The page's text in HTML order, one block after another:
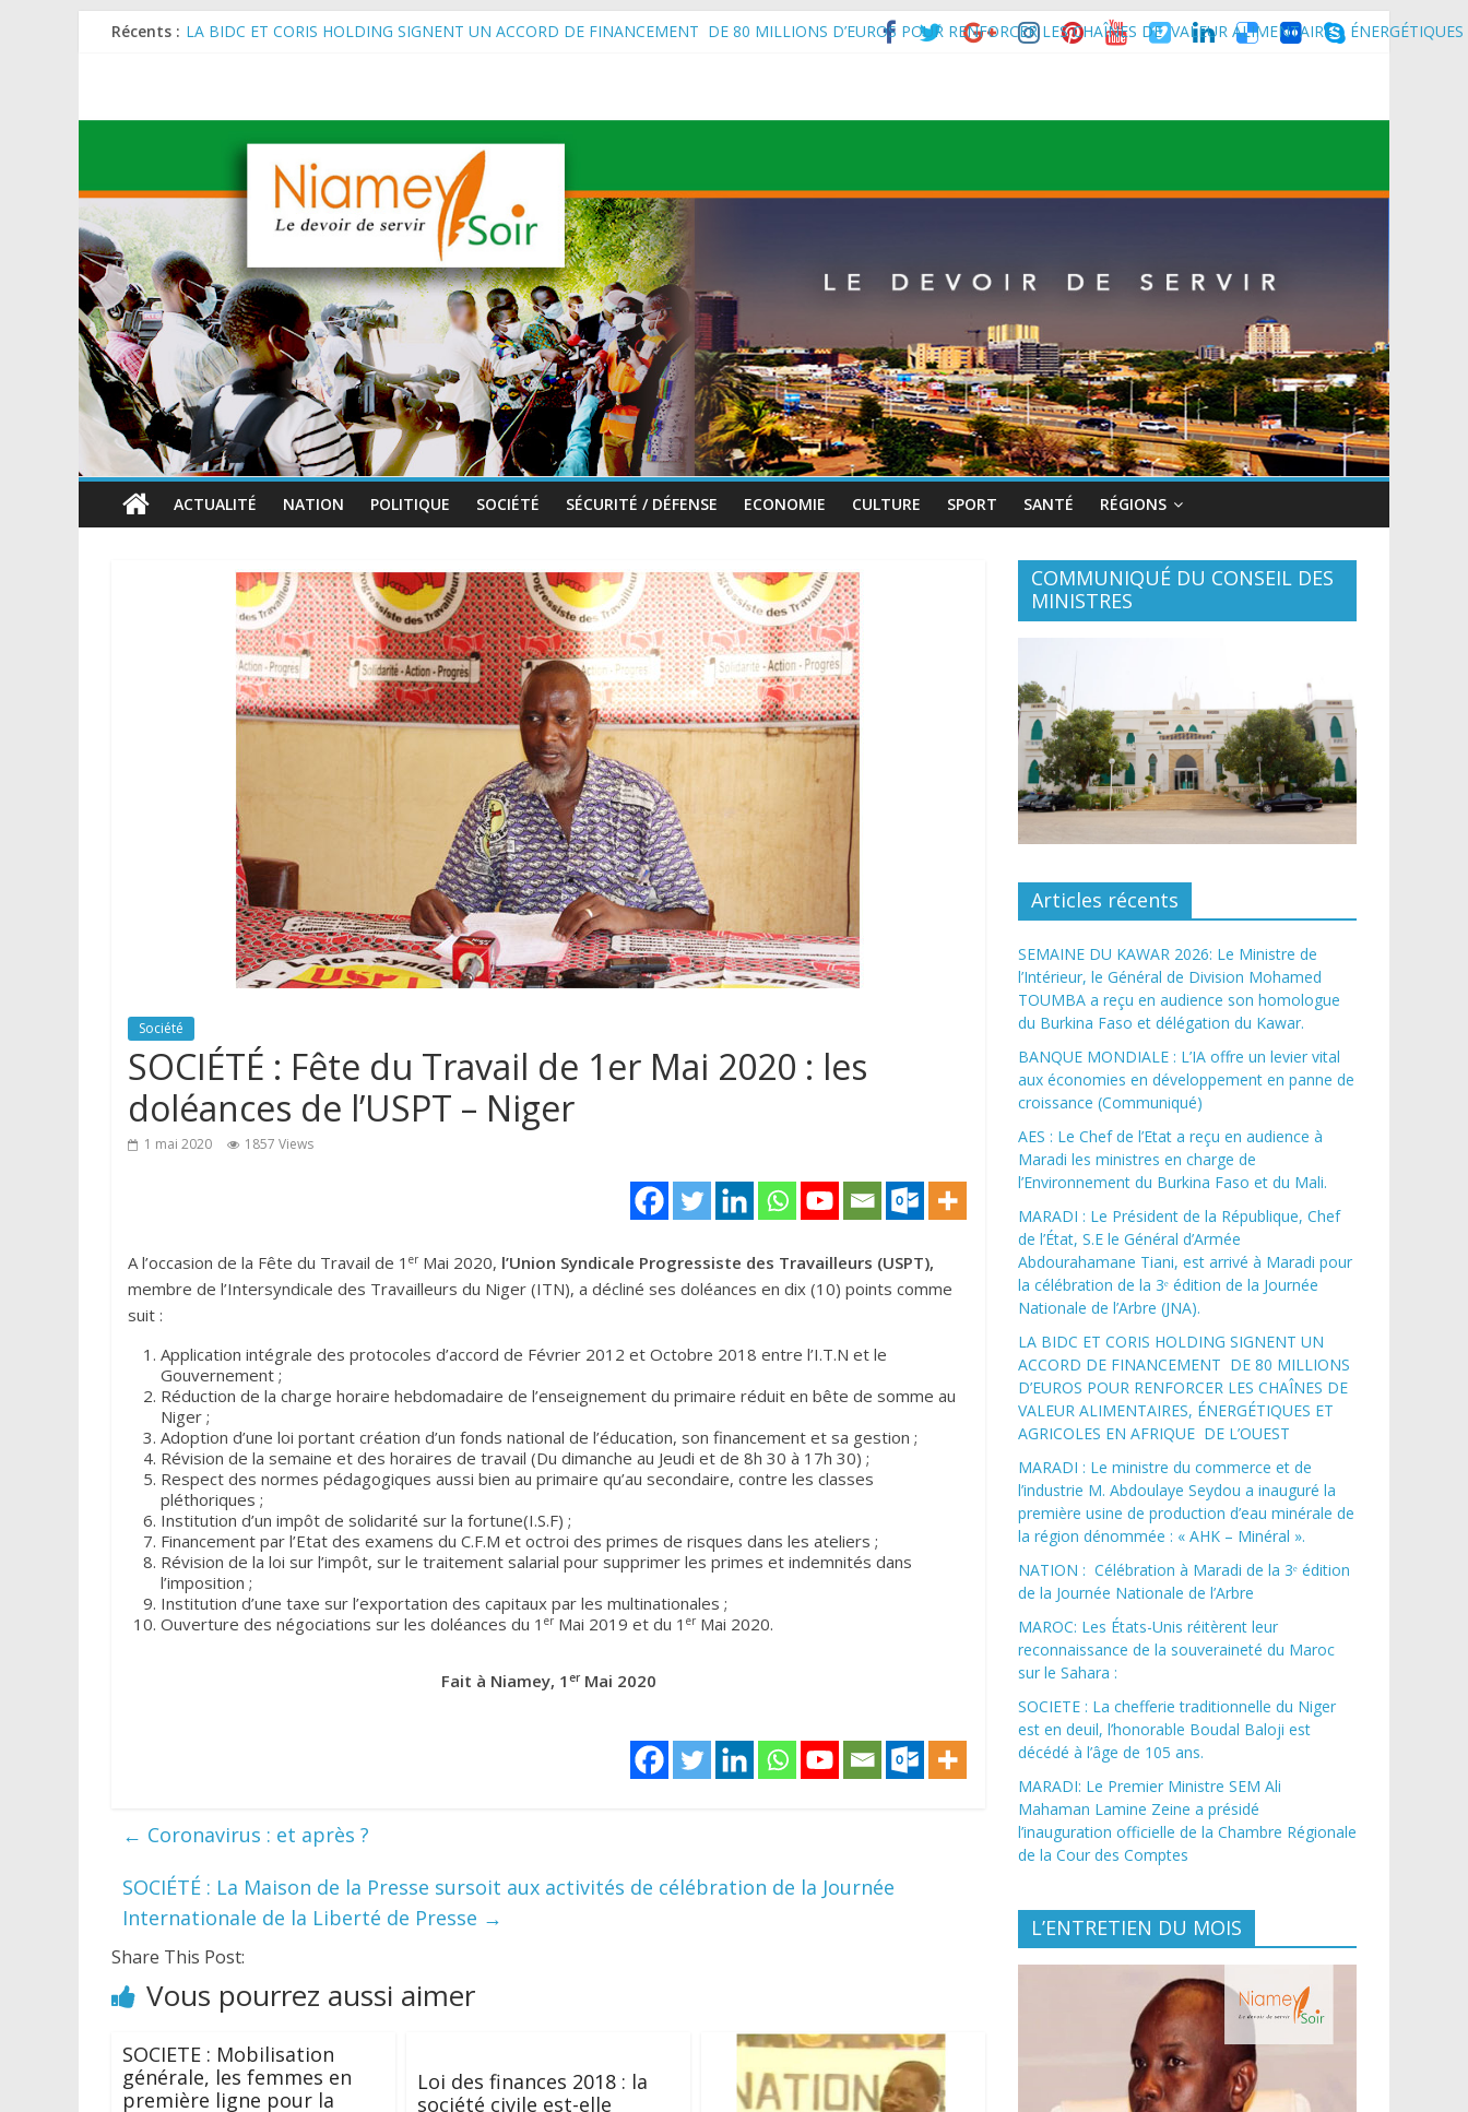
Récents : LA BIDC ET CORIS HOLDING SIGNENT UN ACCORD DE FINANCEMENT DE 80 MILLIONS D’EUROS POUR RENFORCER LES CHAÎNES DE VALEUR ALIMENTAIRES, ÉNERGÉTIQUES
AES : Le Chef de l’Etat a reçu en audience à Maradi les ministres en charge de l’Environnement du Burkina Faso et du Mali.
MARADI : Le Président de la République, Chef de l’État, S.E le Général d’Armée Abdourahamane Tiani, est arrivé à Maradi pour la célébration de la 3ᵉ édition de la Journée Nationale
de l’Arbre (JNA).
ACTUALITÉ NATION POLITIQUE SOCIÉTÉ SÉCURITÉ / DÉFENSE ECONOMIE CULTURE SPORT SANTÉ RÉGIONS
Société
SOCIÉTÉ : Fête du Travail de 1er Mai 2020 : les
doléances de l’USPT – Niger
1 mai 2020 1857 Views
A l’occasion de la Fête du Travail de 1 er Mai 2020, l’Union Syndicale Progressiste des Travailleurs (USPT),
membre de l’Intersyndicale des Travailleurs du Niger (ITN), a décliné ses doléances en dix (10) points comme
suit :
Application intégrale des protocoles d’accord de Février 2012 et Octobre 2018 entre l’I.T.N et le
Gouvernement ;
Réduction de la charge horaire hebdomadaire de l’enseignement du primaire réduit en bête de somme au
Niger ;
Adoption d’une loi portant création d’un fonds national de l’éducation, son financement et sa gestion ;
Révision de la semaine et des horaires de travail (Du dimanche au Jeudi et de 8h 30 à 17h 30) ;
Respect des normes pédagogiques aussi bien au primaire qu’au secondaire, contre les classes
pléthoriques ;
Institution d’un impôt de solidarité sur la fortune(I.S.F) ;
Financement par l’Etat des examens du C.F.M et octroi des primes de risques dans les ateliers ;
Révision de la loi sur l’impôt, sur le traitement salarial pour supprimer les primes et indemnités dans
l’imposition ;
Institution d’une taxe sur l’exportation des capitaux par les multinationales ;
Ouverture des négociations sur les doléances du 1 er Mai 2019 et du 1 er Mai 2020.
Fait à Niamey, 1 erMai 2020
← Coronavirus : et après ?
SOCIÉTÉ : La Maison de la Presse sursoit aux activités de célébration de la Journée
Internationale de la Liberté de Presse →
Share This Post:
Vous pourrez aussi aimer
SOCIETE : Mobilisation
générale, les femmes en
première ligne pour la
Loi des finances 2018 : la
société civile est-elle
COMMUNIQUÉ DU CONSEIL DES
MINISTRES
Articles récents
SEMAINE DU KAWAR 2026: Le Ministre de
l’Intérieur, le Général de Division Mohamed
TOUMBA a reçu en audience son homologue
du Burkina Faso et délégation du Kawar.
BANQUE MONDIALE : L’IA offre un levier vital
aux économies en développement en panne de
croissance (Communiqué)
AES : Le Chef de l’Etat a reçu en audience à
Maradi les ministres en charge de
l’Environnement du Burkina Faso et du Mali.
MARADI : Le Président de la République, Chef
de l’État, S.E le Général d’Armée
Abdourahamane Tiani, est arrivé à Maradi pour
la célébration de la 3ᵉ édition de la Journée
Nationale de l’Arbre (JNA).
LA BIDC ET CORIS HOLDING SIGNENT UN
ACCORD DE FINANCEMENT DE 80 MILLIONS
D’EUROS POUR RENFORCER LES CHAÎNES DE
VALEUR ALIMENTAIRES, ÉNERGÉTIQUES ET
AGRICOLES EN AFRIQUE DE L’OUEST
MARADI : Le ministre du commerce et de
l’industrie M. Abdoulaye Seydou a inauguré la
première usine de production d’eau minérale de
la région dénommée : « AHK – Minéral ».
NATION : Célébration à Maradi de la 3ᵉ édition
de la Journée Nationale de l’Arbre
MAROC: Les États-Unis réitèrent leur
reconnaissance de la souveraineté du Maroc
sur le Sahara :
SOCIETE : La chefferie traditionnelle du Niger
est en deuil, l’honorable Boudal Baloji est
décédé à l’âge de 105 ans.
MARADI: Le Premier Ministre SEM Ali
Mahaman Lamine Zeine a présidé
l’inauguration officielle de la Chambre Régionale
de la Cour des Comptes
L’ENTRETIEN DU MOIS